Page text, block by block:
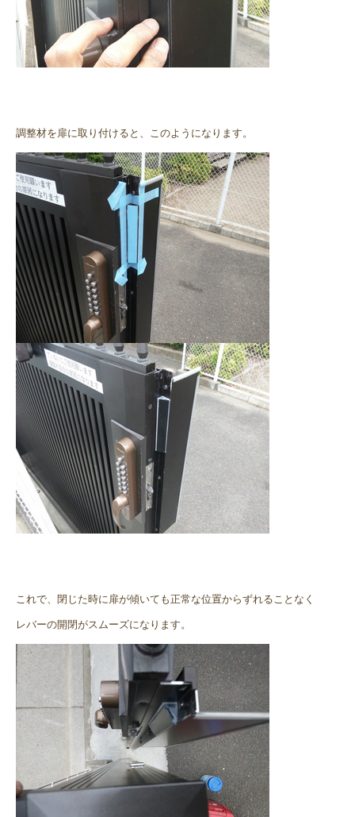
調整材を扉に取り付けると、このようになります。
これで、閉じた時に扉が傾いても正常な位置からずれることなく
レバーの開閉がスムーズになります。